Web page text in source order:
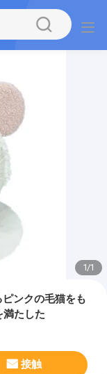
1/1
ンクの毛猫をも
たした
接触